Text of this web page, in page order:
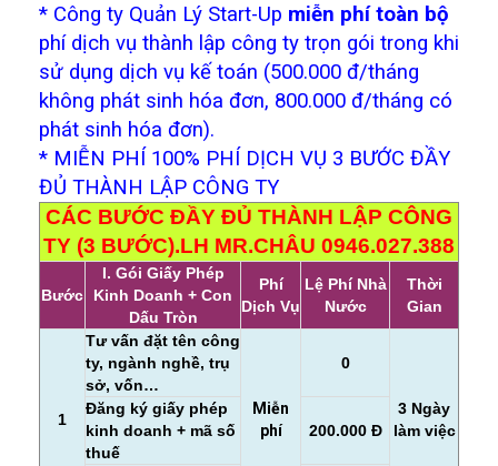
* Công ty Quản Lý Start-Up miễn phí toàn bộ
phí dịch vụ thành lập công ty trọn gói trong khi
sử dụng dịch vụ kế toán (500.000 đ/tháng
không phát sinh hóa đơn, 800.000 đ/tháng có
phát sinh hóa đơn).
* MIỄN PHÍ 100% PHÍ DỊCH VỤ 3 BƯỚC ĐẦY
ĐỦ THÀNH LẬP CÔNG TY
CÁC BƯỚC ĐẦY ĐỦ THÀNH LẬP CÔNG
TY (3 BƯỚC).LH MR.CHÂU 0946.027.388
Bước
I. Gói Giấy Phép
Kinh Doanh + Con
Dấu Tròn
Phí
Dịch Vụ
Lệ Phí Nhà
Nước
Thời
Gian
1
Tư vấn đặt tên công
ty, ngành nghề, trụ
sở, vốn…
Miễn
phí
0
3 Ngày
làm việc
Đăng ký giấy phép
kinh doanh + mã số
thuế
200.000 Đ